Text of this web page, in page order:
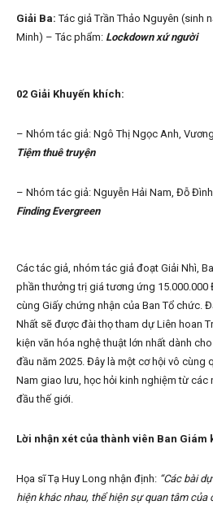
Giải Ba: Tác giả Trần Thảo Nguyên (sinh
Minh) – Tác phẩm: Lockdown xứ người
02 Giải Khuyến khích:
– Nhóm tác giả: Ngô Thị Ngọc Anh,
Tiệm thuê truyện
– Nhóm tác giả: Nguyễn Hải Nam, Đỗ
Finding Evergreen
Các tác giả, nhóm tác giả đoạt Giải Nhì,
phần thưởng trị giá tương ứng 15.000.000
cùng Giấy chứng nhận của Ban Tổ chức.
Nhất sẽ được đài thọ tham dự Liên hoan
kiện văn hóa nghệ thuật lớn nhất dành
đầu năm 2025. Đây là một cơ hội vô cùng
Nam giao lưu, học hỏi kinh nghiệm từ các
đầu thế giới.
Lời nhận xét của thành viên Ban Giám
Họa sĩ Tạ Huy Long nhận định: “Các bài
hiện khác nhau, thể hiện sự quan tâm của